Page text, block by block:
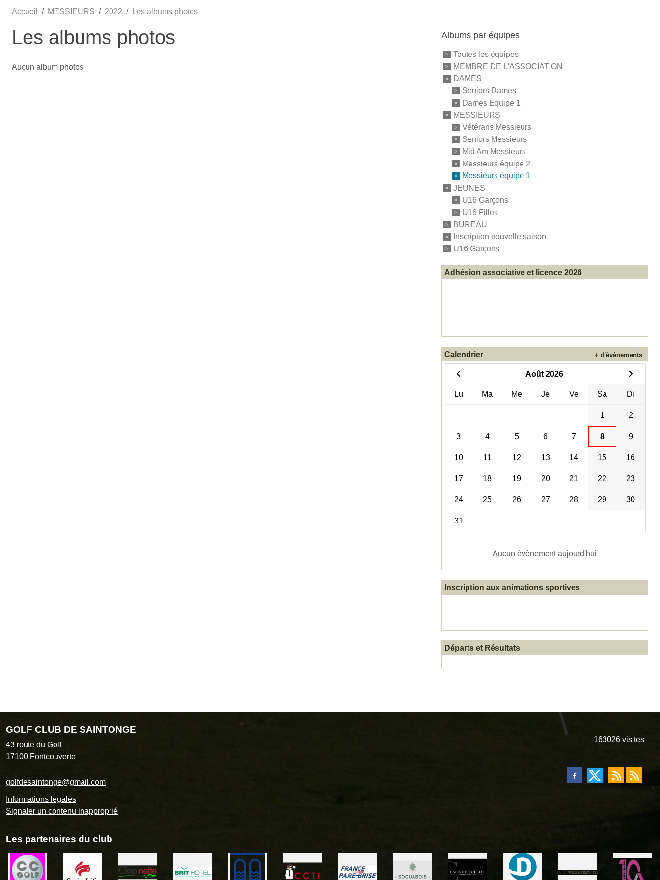
Accueil MESSIEURS 2022 Les albums photos
Les albums photos
Aucun album photos
Albums par équipes
Toutes les équipes
MEMBRE DE L'ASSOCIATION
DAMES
Seniors Dames
Dames Equipe 1
MESSIEURS
Vétérans Messieurs
Seniors Messieurs
Mid Am Messieurs
Messieurs équipe 2
Messieurs équipe 1
JEUNES
U16 Garçons
U16 Filles
BUREAU
Inscription nouvelle saison
U16 Garçons
Adhésion associative et licence 2026
Calendrier
Août 2026
Lu Ma Me Je Ve Sa Di
1 2
3 4 5 6 7 8 9
10 11 12 13 14 15 16
17 18 19 20 21 22 23
24 25 26 27 28 29 30
31
Aucun évènement aujourd'hui
+ d'évènements
Inscription aux animations sportives
Départs et Résultats
GOLF CLUB DE SAINTONGE
43 route du Golf
17100 Fontcouverte
golfdesaintonge@gmail.com
Informations légales
Signaler un contenu inapproprié
163026 visites
Les partenaires du club